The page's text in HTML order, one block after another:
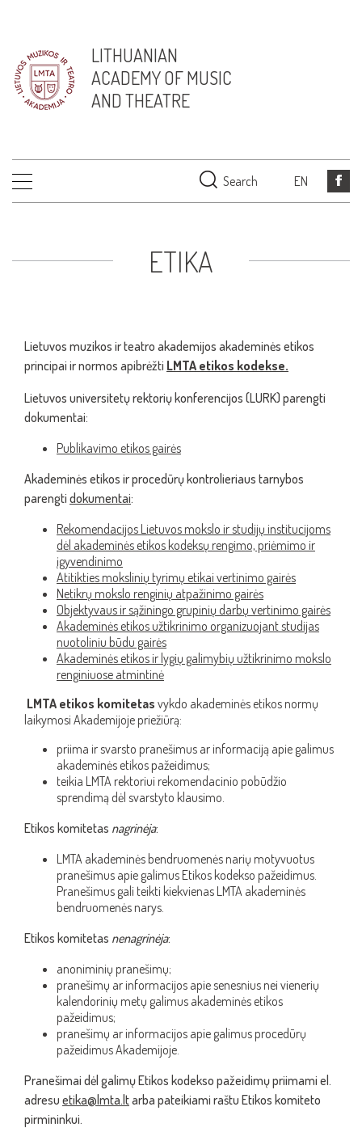
LITHUANIAN
ACADEMY OF MUSIC
AND THEATRE
Search EN
ETIKA
Lietuvos muzikos ir teatro akademijos akademinės etikos
principai ir normos apibrėžti LMTA etikos kodekse.
Lietuvos universitetų rektorių konferencijos (LURK) parengti
dokumentai:
Publikavimo etikos gairės
Akademinės etikos ir procedūrų kontrolieriaus tarnybos
parengti dokumentai:
Rekomendacijos Lietuvos mokslo ir studijų institucijoms
dėl akademinės etikos kodeksų rengimo, priėmimo ir
įgyvendinimo
Atitikties mokslinių tyrimų etikai vertinimo gairės
Netikrų mokslo renginių atpažinimo gairės
Objektyvaus ir sąžiningo grupinių darbų vertinimo gairės
Akademinės etikos užtikrinimo organizuojant studijas
nuotoliniu būdu gairės
Akademinės etikos ir lygių galimybių užtikrinimo mokslo
renginiuose atmintinė
LMTA etikos komitetas vykdo akademinės etikos normų
laikymosi Akademijoje priežiūrą:
priima ir svarsto pranešimus ar informaciją apie galimus
akademinės etikos pažeidimus;
teikia LMTA rektoriui rekomendacinio pobūdžio
sprendimą dėl svarstyto klausimo.
Etikos komitetas nagrinėja:
LMTA akademinės bendruomenės narių motyvuotus
pranešimus apie galimus Etikos kodekso pažeidimus.
Pranešimus gali teikti kiekvienas LMTA akademinės
bendruomenės narys.
Etikos komitetas nenagrinėja:
anoniminių pranešimų;
pranešimų ar informacijos apie senesnius nei vienerių
kalendorinių metų galimus akademinės etikos
pažeidimus;
pranešimų ar informacijos apie galimus procedūrų
pažeidimus Akademijoje.
Pranešimai dėl galimų Etikos kodekso pažeidimų priimami el.
adresu etika@lmta.ltarba pateikiami raštu Etikos komiteto
pirmininkui.